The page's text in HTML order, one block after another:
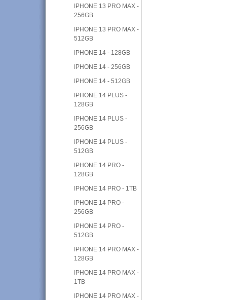
IPHONE 13 PRO MAX -
256GB
IPHONE 13 PRO MAX -
512GB
IPHONE 14 - 128GB
IPHONE 14 - 256GB
IPHONE 14 - 512GB
IPHONE 14 PLUS -
128GB
IPHONE 14 PLUS -
256GB
IPHONE 14 PLUS -
512GB
IPHONE 14 PRO -
128GB
IPHONE 14 PRO - 1TB
IPHONE 14 PRO -
256GB
IPHONE 14 PRO -
512GB
IPHONE 14 PRO MAX -
128GB
IPHONE 14 PRO MAX -
1TB
IPHONE 14 PRO MAX -